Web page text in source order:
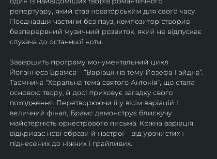
репертуару, який став новаторським для свого часу.
Поєднавши частини без пауз, композитор створив
безперервний музичний розвиток, який не відпускає
слухача до останньої ноти.
Завершить програму монументальний цикл
Йоганнеса Брамса – “Варіації на тему Йозефа Гайдна”.
Таємнича “Хоральна тема святого Антонія”, що стала
основою твору, й досі приховує загадку свого
походження. Перетворюючи її у вісім варіацій і
величний фінал, Брамс демонструє блискучу
майстерність оркестрового письма. Кожна варіація
відкриває нові образи й настрої – від урочистих і
піднесених до ніжних і грайливих.